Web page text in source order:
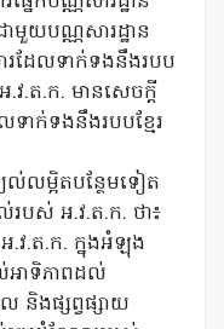
ាមួយបណ្ណសារដ្ឋាន
រដែលទាក់ទងនឹងរបប
.វ.ត.ក. មានសេចក្តី
ទាក់ទងនឹងរបបខ្មែរ
ល់លម្អិតបន្ថែមទៀត
បស់ អ.វ.ត.ក. ថា៖
.វ.ត.ក. ក្នុងអំឡុង
ាទិភាពដល់
និងផ្សព្វផ្សាយ